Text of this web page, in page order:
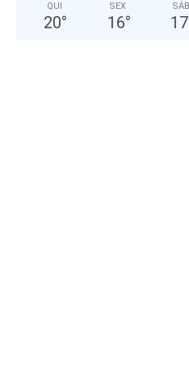
QUI
20°
SEX
16°
SÁB
17